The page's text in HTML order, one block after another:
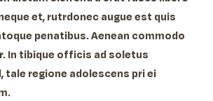
et, rutrdonec augue est quis
penatibus. Aenean commodo
In tibique officis ad soletus
tale regione adolescens pri ei